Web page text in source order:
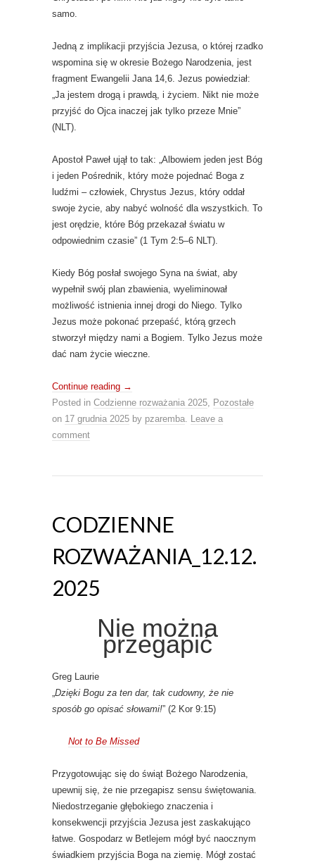
samo.
Jedną z implikacji przyjścia Jezusa, o której rzadko
wspomina się w okresie Bożego Narodzenia, jest
fragment Ewangelii Jana 14,6. Jezus powiedział:
„Ja jestem drogą i prawdą, i życiem. Nikt nie może
przyjść do Ojca inaczej jak tylko przeze Mnie”
(NLT).
Apostoł Paweł ujął to tak: „Albowiem jeden jest Bóg
i jeden Pośrednik, który może pojednać Boga z
ludźmi – człowiek, Chrystus Jezus, który oddał
swoje życie, aby nabyć wolność dla wszystkich. To
jest orędzie, które Bóg przekazał światu w
odpowiednim czasie” (1 Tym 2:5–6 NLT).
Kiedy Bóg posłał swojego Syna na świat, aby
wypełnił swój plan zbawienia, wyeliminował
możliwość istnienia innej drogi do Niego. Tylko
Jezus może pokonać przepaść, którą grzech
stworzył między nami a Bogiem. Tylko Jezus może
dać nam życie wieczne.
Continue reading →
Posted in Codzienne rozważania 2025, Pozostałe
on 17 grudnia 2025 by pzaremba. Leave a
comment
CODZIENNE
ROZWAŻANIA_12.12.
2025
Nie można
przegapić
Greg Laurie
„Dzięki Bogu za ten dar, tak cudowny, że nie
sposób go opisać słowami!” (2 Kor 9:15)
Not to Be Missed
Przygotowując się do świąt Bożego Narodzenia,
upewnij się, że nie przegapisz sensu świętowania.
Niedostrzeganie głębokiego znaczenia i
konsekwencji przyjścia Jezusa jest zaskakująco
łatwe. Gospodarz w Betlejem mógł być naocznym
świadkiem przyjścia Boga na ziemię. Mógł zostać